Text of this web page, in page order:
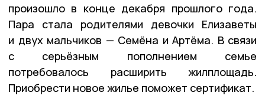
произошло в конце декабря прошлого года.
Пара стала родителями девочки Елизаветы
и двух мальчиков — Семёна и Артёма. В связи
с серьёзным пополнением семье
потребовалось расширить жилплощадь.
Приобрести новое жилье поможет сертификат.